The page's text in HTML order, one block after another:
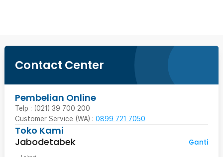
Contact Center
Pembelian Online
Telp : (021) 39 700 200
Customer Service (WA) : 0899 721 7050
Toko Kami
Jabodetabek
Ganti